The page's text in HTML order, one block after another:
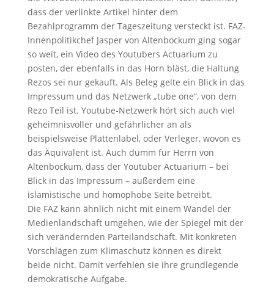
dass der verlinkte Artikel hinter dem
Bezahlprogramm der Tageszeitung versteckt ist. FAZ-
Innenpolitikchef Jasper von Altenbockum ging sogar
so weit, ein Video des Youtubers Actuarium zu
posten, der ebenfalls in das Horn bläst, die Haltung
Rezos sei nur gekauft. Als Beleg gelte ein Blick in das
Impressum und das Netzwerk „tube one“, von dem
Rezo Teil ist. Youtube-Netzwerk hört sich auch viel
geheimnisvoller und gefährlicher an als
beispielsweise Plattenlabel, oder Verleger, wovon es
das Äquivalent ist. Auch dumm für Herrn von
Altenbockum, dass der Youtuber Actuarium – bei
Blick in das Impressum – außerdem eine
islamistische und homophobe Seite betreibt.
Die FAZ kann ähnlich nicht mit einem Wandel der
Medienlandschaft umgehen, wie der Spiegel mit der
sich verändernden Parteilandschaft. Mit konkreten
Vorschlägen zum Klimaschutz können es direkt
beide nicht. Damit verfehlen sie ihre grundlegende
demokratische Aufgabe.